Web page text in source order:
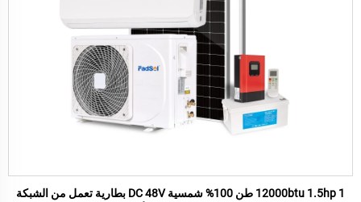
12000btu 1.5hp 1 طن 100% شمسية DC 48V بطارية تعمل من الشبكة